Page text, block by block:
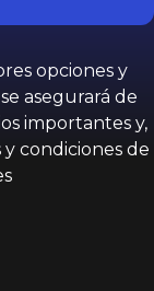
opciones y
asegurará de
importantes y,
condiciones de